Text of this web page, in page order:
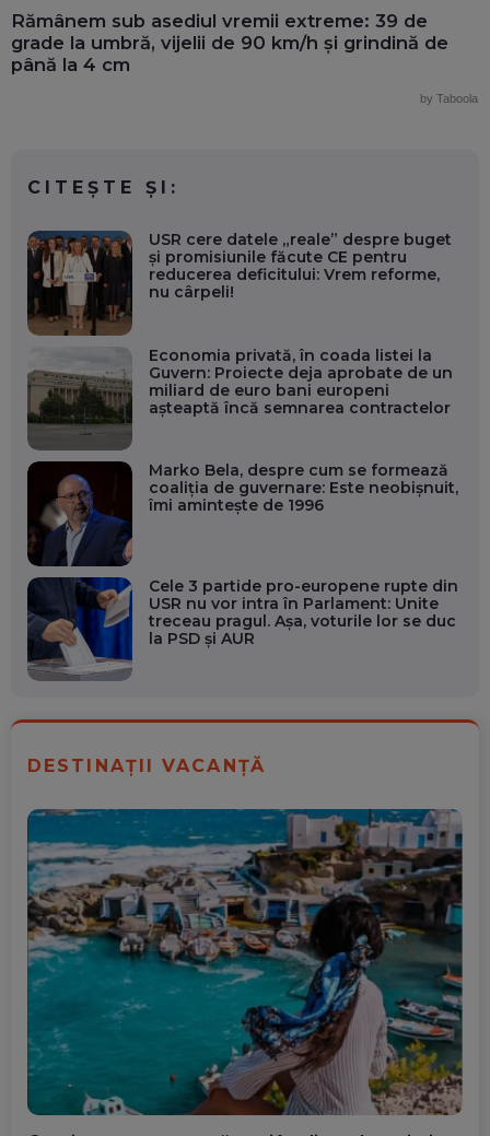
Rămânem sub asediul vremii extreme: 39 de
grade la umbră, vijelii de 90 km/h și grindină de
până la 4 cm
by Taboola
CITEȘTE ȘI:
USR cere datele „reale” despre buget
și promisiunile făcute CE pentru
reducerea deficitului: Vrem reforme,
nu cârpeli!
Economia privată, în coada listei la
Guvern: Proiecte deja aprobate de un
miliard de euro bani europeni
așteaptă încă semnarea contractelor
Marko Bela, despre cum se formează
coaliția de guvernare: Este neobișnuit,
îmi amintește de 1996
Cele 3 partide pro-europene rupte din
USR nu vor intra în Parlament: Unite
treceau pragul. Așa, voturile lor se duc
la PSD și AUR
DESTINAȚII VACANȚĂ